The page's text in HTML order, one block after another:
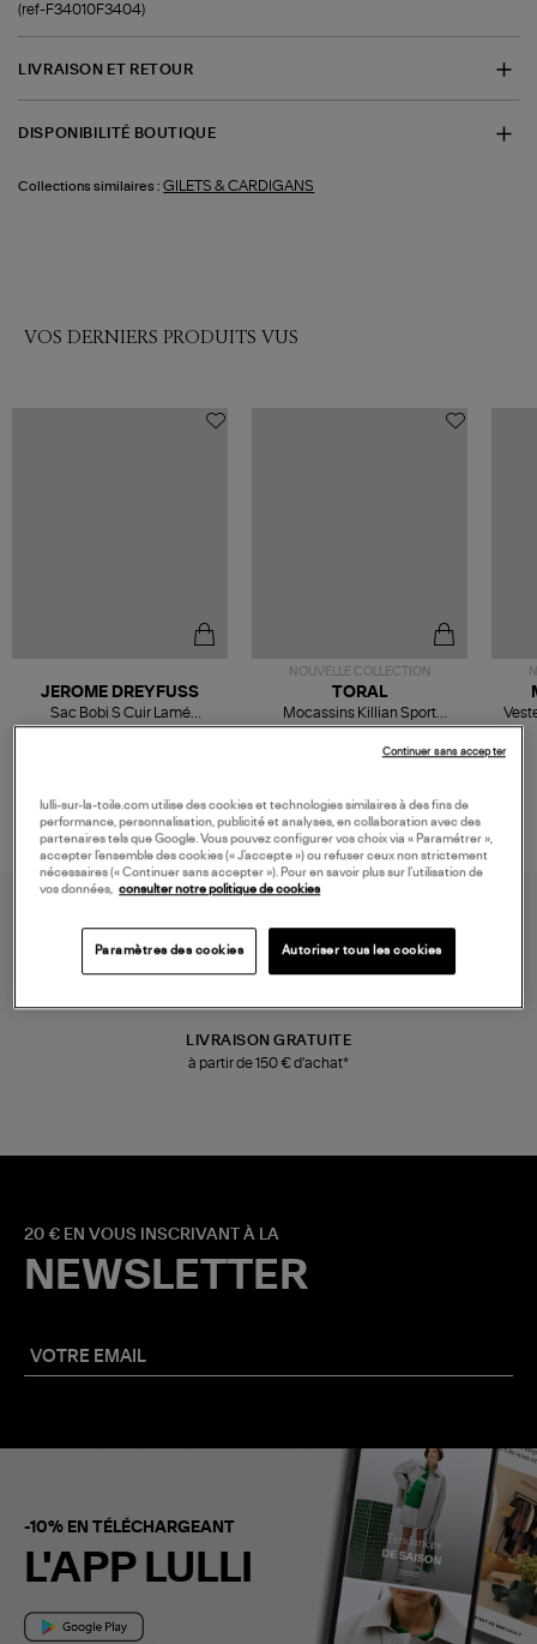
(ref-F34010F3404)
LIVRAISON ET RETOUR
DISPONIBILITÉ BOUTIQUE
Collections similaires : GILETS & CARDIGANS
VOS DERNIERS PRODUITS VUS
JEROME DREYFUSS
Sac Bobi S Cuir Lamé
Champagne
NOUVELLE COLLECTION
TORAL
Mocassins Killian Sport
Mousse
LIVRAISON GRATUITE
à partir de 150 € d'achat*
20 € EN VOUS INSCRIVANT À LA
NEWSLETTER
-10% EN TÉLÉCHARGEANT
L'APP LULLI
lulli-sur-la-toile.com utilise des cookies et technologies similaires à des fins de
performance, personnalisation, publicité et analyses, en collaboration avec des
partenaires tels que Google. Vous pouvez configurer vos choix via « Paramétrer »,
accepter l’ensemble des cookies (« J’accepte ») ou refuser ceux non strictement
nécessaires (« Continuer sans accepter »). Pour en savoir plus sur l’utilisation de
vos données, consulter notre politique de cookies
Paramètres des cookies Autoriser tous les cookies
Continuer sans accepter